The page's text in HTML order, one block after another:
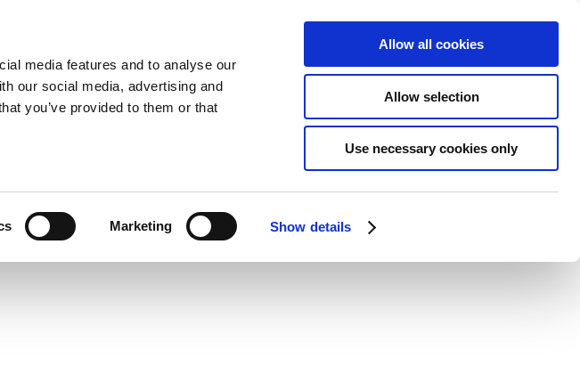
media features and to analyse our
our social media, advertising and
you’ve provided to them or that
Marketing Show details
Allow all cookies
Allow selection
Use necessary cookies only